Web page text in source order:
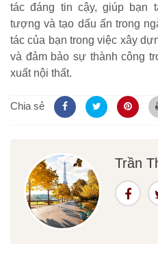
tác đáng tin cậy, giúp bạn
tượng và tạo dấu ấn trong
tác của bạn trong việc xây
và đảm bảo sự thành công
xuất nội thất.
Chia sẻ
Trần